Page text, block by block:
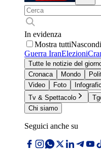
In evidenza
Mostra tuttiNascondi
Guerra IranElezioni
Tutte le notizie del
Cronaca
Mondo
Video
Foto
Tv & Spettacolo
Chi siamo
Seguici anche su